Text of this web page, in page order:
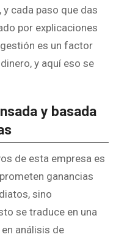
cada paso que das
por explicaciones
es un factor
y aquí eso se
y basada
de esta empresa es
ganancias
sino
se traduce en una
análisis de